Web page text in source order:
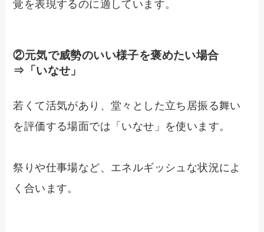
覚を表現するのに適しています。
②元気で威勢のいい様子を褒めたい場合
⇒「いなせ」
若くて活気があり、堂々とした立ち居振る舞い
を評価する場面では「いなせ」を使います。
祭りや仕事場など、エネルギッシュな状況によ
く合います。